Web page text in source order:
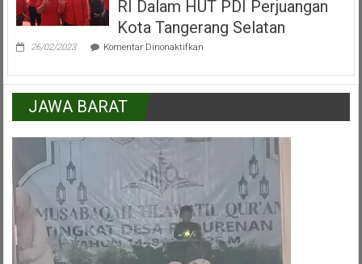
Peran
Lapisan
Masyarakat
RI Dalam HUT PDI Perjuangan
Kota Tangerang Selatan
26/02/2023 Komentar Dinonaktifkanpada
Gea,Anggota
DPR
Dalam
Perjuangan
Tangerang
JAWA BARAT